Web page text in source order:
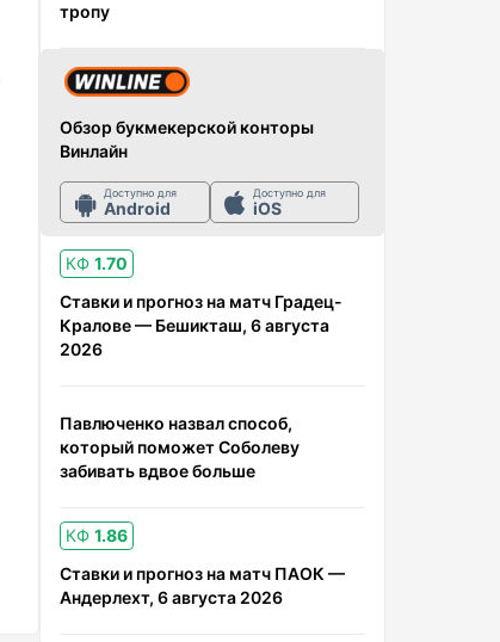
тропу
Обзор букмекерской конторы
Винлайн
Доступно для
Android
Доступно для
iOS
КФ 1.70
Ставки и прогноз на матч Градец-
Кралове — Бешикташ, 6 августа
2026
Павлюченко назвал способ,
который поможет Соболеву
забивать вдвое больше
КФ 1.86
Ставки и прогноз на матч ПАОК —
Андерлехт, 6 августа 2026